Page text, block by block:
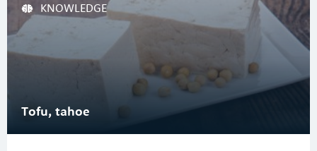
KNOWLEDGE
Tofu, tahoe